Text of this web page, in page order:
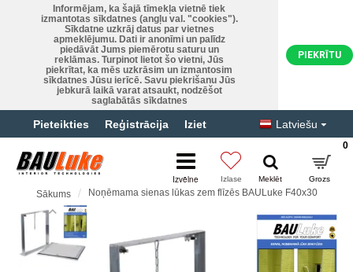
Informējam, ka šajā tīmekļa vietnē tiek
izmantotas sīkdatnes (angļu val. "cookies").
Sīkdatne uzkrāj datus par vietnes
apmeklējumu. Dati ir anonīmi un palīdz
piedāvāt Jums piemērotu saturu un
reklāmas. Turpinot lietot šo vietni, Jūs
piekrītat, ka mēs uzkrāsim un izmantosim
sīkdatnes Jūsu ierīcē. Savu piekrišanu Jūs
jebkurā laikā varat atsaukt, nodzēšot
saglabātās sīkdatnes
PIEKRĪTU
Pieteikties Reģistrācija Iziet Latviešu
0
Sākums Noņēmama sienas lūkas zem flīzēs BAULuke F40x30